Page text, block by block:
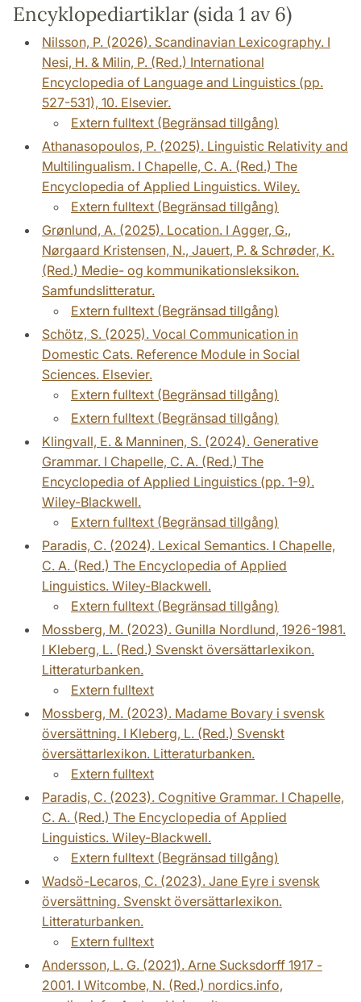
Encyklopediartiklar (sida 1 av 6)
Nilsson, P. (2026). Scandinavian Lexicography. I
Nesi, H. & Milin, P. (Red.) International
Encyclopedia of Language and Linguistics (pp.
527-531), 10. Elsevier.
Extern fulltext (Begränsad tillgång)
Athanasopoulos, P. (2025). Linguistic Relativity and
Multilingualism. I Chapelle, C. A. (Red.) The
Encyclopedia of Applied Linguistics. Wiley.
Extern fulltext (Begränsad tillgång)
Grønlund, A. (2025). Location. I Agger, G.,
Nørgaard Kristensen, N., Jauert, P. & Schrøder, K.
(Red.) Medie- og kommunikationsleksikon.
Samfundslitteratur.
Extern fulltext (Begränsad tillgång)
Schötz, S. (2025). Vocal Communication in
Domestic Cats. Reference Module in Social
Sciences. Elsevier.
Extern fulltext (Begränsad tillgång)
Extern fulltext (Begränsad tillgång)
Klingvall, E. & Manninen, S. (2024). Generative
Grammar. I Chapelle, C. A. (Red.) The
Encyclopedia of Applied Linguistics (pp. 1-9).
Wiley-Blackwell.
Extern fulltext (Begränsad tillgång)
Paradis, C. (2024). Lexical Semantics. I Chapelle,
C. A. (Red.) The Encyclopedia of Applied
Linguistics. Wiley-Blackwell.
Extern fulltext (Begränsad tillgång)
Mossberg, M. (2023). Gunilla Nordlund, 1926-1981.
I Kleberg, L. (Red.) Svenskt översättarlexikon.
Litteraturbanken.
Extern fulltext
Mossberg, M. (2023). Madame Bovary i svensk
översättning. I Kleberg, L. (Red.) Svenskt
översättarlexikon. Litteraturbanken.
Extern fulltext
Paradis, C. (2023). Cognitive Grammar. I Chapelle,
C. A. (Red.) The Encyclopedia of Applied
Linguistics. Wiley-Blackwell.
Extern fulltext (Begränsad tillgång)
Wadsö-Lecaros, C. (2023). Jane Eyre i svensk
översättning. Svenskt översättarlexikon.
Litteraturbanken.
Extern fulltext
Andersson, L. G. (2021). Arne Sucksdorff 1917 -
2001. I Witcombe, N. (Red.) nordics.info,